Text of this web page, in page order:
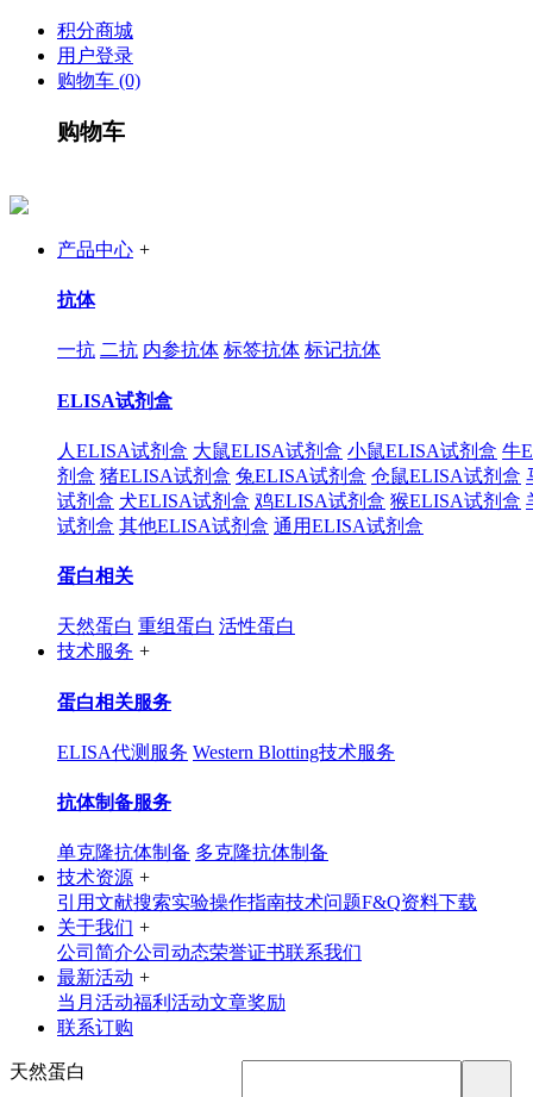
积分商城
用户登录
购物车 (0)
购物车
产品中心 +
抗体
一抗 二抗 内参抗体 标签抗体 标记抗体
ELISA试剂盒
人ELISA试剂盒 大鼠ELISA试剂盒 小鼠ELISA试剂盒 牛
剂盒 猪ELISA试剂盒 兔ELISA试剂盒 仓鼠ELISA试剂盒
试剂盒 犬ELISA试剂盒 鸡ELISA试剂盒 猴ELISA试剂盒
试剂盒 其他ELISA试剂盒 通用ELISA试剂盒
蛋白相关
天然蛋白 重组蛋白 活性蛋白
技术服务 +
蛋白相关服务
ELISA代测服务 Western Blotting技术服务
抗体制备服务
单克隆抗体制备 多克隆抗体制备
技术资源 +
引用文献搜索实验操作指南技术问题F&Q资料下载
关于我们 +
公司简介公司动态荣誉证书联系我们
最新活动 +
当月活动福利活动文章奖励
联系订购
天然蛋白